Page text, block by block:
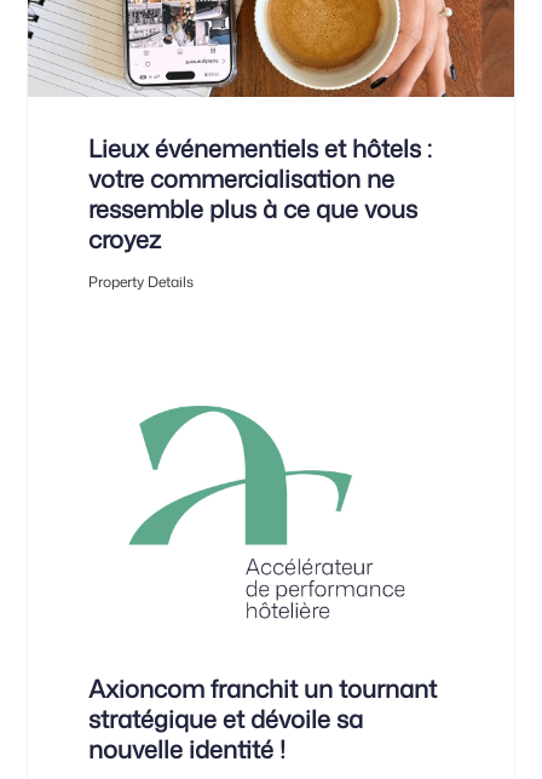
Lieux événementiels et hôtels :
votre commercialisation ne
ressemble plus à ce que vous
croyez
Property Details
Axioncom franchit un tournant
stratégique et dévoile sa
nouvelle identité !